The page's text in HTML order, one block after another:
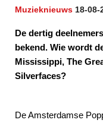
Muzieknieuws 18-08-
De dertig
bekend. Wie wordt
Mississippi, The
Silverfaces?
De Amsterdamse